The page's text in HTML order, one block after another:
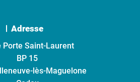
Adresse
Porte Saint-Laurent
BP 15
lès-Maguelone